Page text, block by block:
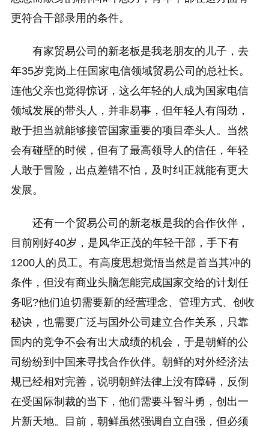
更符合干部录用的条件。
有家贸易公司的新老板是我老朋友的儿子，去
年35岁竞岗上任国家电信领域贸易公司的总社长。
连他父亲也觉得惊讶，这么年轻的人成为国家电信
领域发展的带头人，并非易事，但年轻人有闯劲，
敢于担当就能够接管国家重要的项目牵头人。当然
会有碰壁的时候，但有了最高领导人的信任，年轻
人敢于冒险，出点差错不怕，及时纠正就能有更大
发展。
还有一个贸易公司的新老板是我的合作伙伴，
目前刚好40岁，是风华正茂的年轻干部，手下有
1200人的员工。有高度思想觉悟当然是首当其冲的
条件，但没有商业头脑怎能完成国家交给的计划任
务呢?他们迫切需要新的经营理念、管理方式、创收
秘诀，也需要广泛与国外公司建立合作关系，只靠
国内的竞争不会有出大成绩的机会，于是朝鲜的公
司纷纷到中国来寻找合作伙伴。朝鲜的对外经济法
规已经相对完善，说明朝鲜法律上没有障碍，反倒
在受国际制裁的当下，他们需要斗智斗勇，创出一
片新天地。目前，朝鲜虽然强调自立自强，但必须